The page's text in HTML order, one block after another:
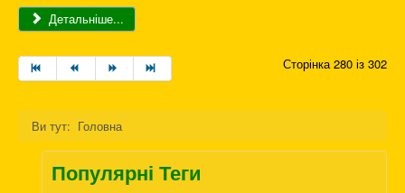
Детальніше...
Сторінка 280 із 302
Ви тут: Головна
Популярні Теги